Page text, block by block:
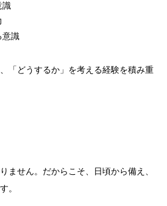
識
意識
「どうするか」を考える経験を積み重
ません。だからこそ、日頃から備え、
。